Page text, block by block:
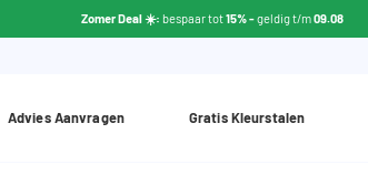
Zomer Deal ☀️: bespaar tot15% -geldig t/m09.08
Advies Aanvragen Gratis Kleurstalen